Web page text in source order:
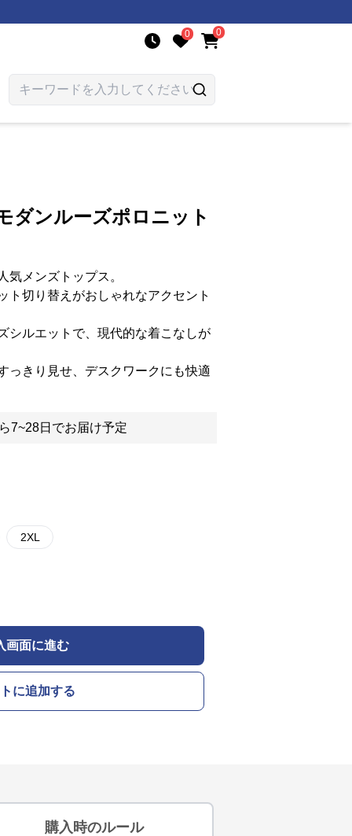
0 0
ダンルーズポロニット
気メンズトップス。
ト切り替えがおしゃれなアクセント
シルエットで、現代的な着こなしが
っきり見せ、デスクワークにも快適
7~28日でお届け予定
2XL
画面に進む
に追加する
購入時のルール